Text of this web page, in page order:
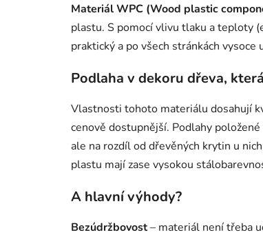
Materiál WPC (Wood plastic
plastu. S pomocí vlivu tlaku a teploty
praktický a po všech stránkách vysoce
Podlaha v dekoru dřeva,
Vlastnosti tohoto materiálu dosahují
cenově dostupnější. Podlahy
ale na rozdíl od dřevěných krytin u
plastu mají zase vysokou
A hlavní výhody?
Bezúdržbovost– materiál není třeba